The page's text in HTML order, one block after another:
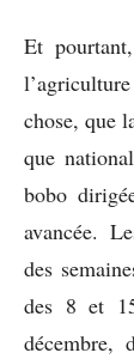
Et
chose, que
que
bobo
avancée.
des
des 8 et
décembre,